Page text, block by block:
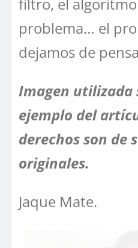
filtro, el
problema… el
dejamos de
Imagen utilizada
ejemplo del
derechos son de
originales.
Jaque Mate.